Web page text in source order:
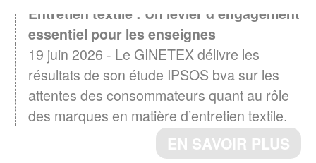
Entretien textile : Un levier d'engagement
essentiel pour les enseignes
19 juin 2026 - Le GINETEX délivre les
résultats de son étude IPSOS bva sur les
attentes des consommateurs quant au rôle
des marques en matière d’entretien textile.
EN SAVOIR PLUS